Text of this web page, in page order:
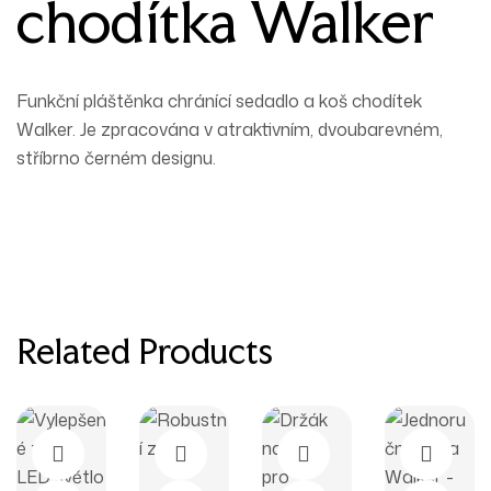
chodítka Walker
Funkční pláštěnka chránící sedadlo a koš chodítek
Walker. Je zpracována v atraktivním, dvoubarevném,
stříbrno černém designu.
Related Products